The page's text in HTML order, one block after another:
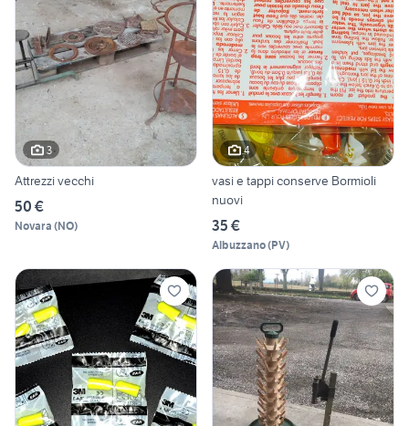
3
Attrezzi vecchi
50 €
Novara (NO)
4
vasi e tappi conserve Bormioli
nuovi
35 €
Albuzzano(PV)